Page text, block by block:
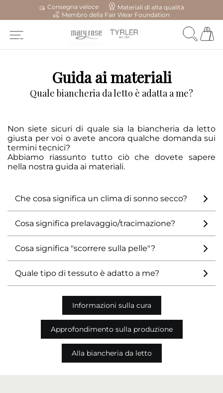
Consegna veloce
Materiali di alta qualità
Membro della Fair Wear Foundation
Guida ai materiali
Quale biancheria da letto è adatta a me?
Non siete sicuri di quale sia la biancheria da letto
giusta per voi o avete ancora qualche domanda sui
termini tecnici?
Abbiamo riassunto tutto ciò che dovete sapere
nella nostra guida ai materiali.
Che cosa significa un clima di sonno secco?
Cosa significa prelavaggio/tracimazione?
Cosa significa "scorrere sulla pelle"?
Quale tipo di tessuto è adatto a me?
Informazioni sulla cura
Approfondimento sulla produzione
Alla biancheria da letto